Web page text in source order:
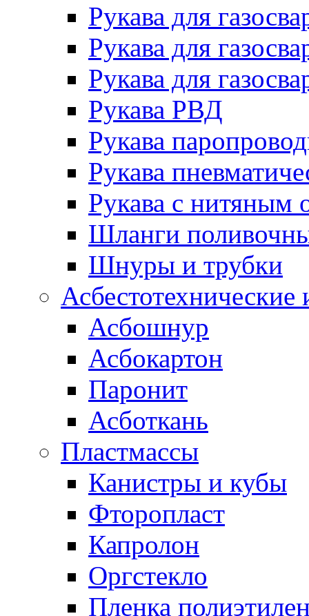
Рукава для
Рукава для
Рукава для
Рукава РВД
Рукава
Рукава
Рукава с нитяным
Шланги
Шнуры и трубки
Асбестотехнические
Асбошнур
Асбокартон
Паронит
Асботкань
Пластмассы
Канистры и кубы
Фторопласт
Капролон
Оргстекло
Пленка